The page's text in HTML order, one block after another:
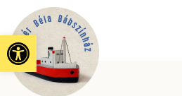
Eszköztár